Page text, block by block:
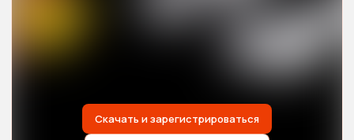
Скачать и зарегистрироваться